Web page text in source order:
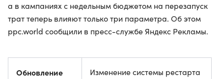
а в кампаниях с недельным бюджетом на перезапуск
трат теперь влияют только три параметра. Об этом
ppc.world сообщили в пресс-службе Яндекс Рекламы.
Обновление
Изменение системы рестарта